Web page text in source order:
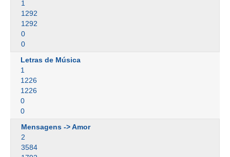
1
1292
1292
0
0
Letras de Música
1
1226
1226
0
0
Mensagens -> Amor
2
3584